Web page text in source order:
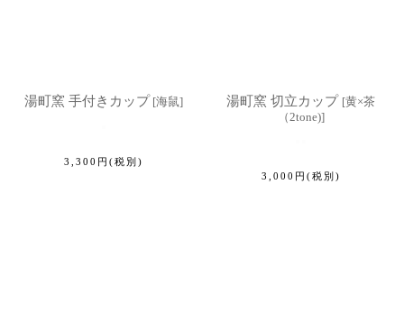
湯町窯 手付きカップ [海鼠]
3,300 円 (税別)
湯町窯 切立カップ [黄×茶
（2tone)]
3,000 円 (税別)